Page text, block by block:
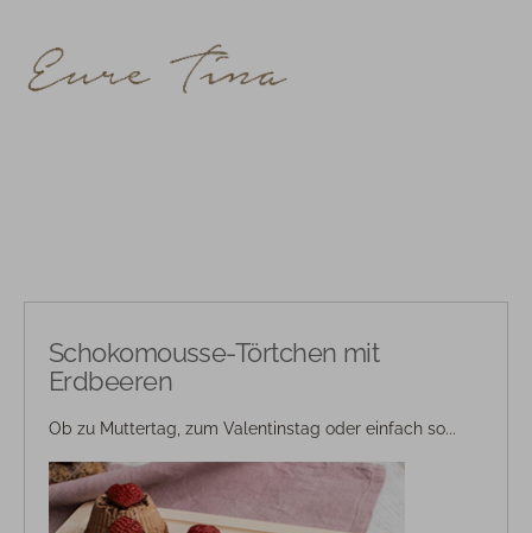
Schokomousse-Törtchen mit
Erdbeeren
Ob zu Muttertag, zum Valentinstag oder einfach so...